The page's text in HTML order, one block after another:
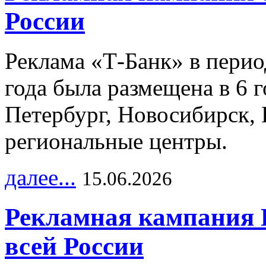
России
Реклама «Т-Банк» в
года была размещена в 6
Петербург,
региональные центры.
далее... 15.06.2026
Рекламная
всей России